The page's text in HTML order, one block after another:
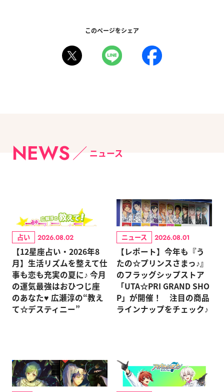
このページをシェア
NEWS ニュース
占い 2026.08.02
【12星座占い・2026年8
月】生活リズムを整えて仕
事も恋も充実の夏に♪ 今月
の運気最強はおひつじ座
のあなた♥ 広瀬淳の“教え
て☆デスティニー”
ニュース 2026.08.01
【レポート】今年も『う
たの☆プリンスさまっ♪』
のフラッグシップストア
「UTA☆PRI GRAND SHO
P」が開催！ 注目の商品
ラインナップをチェック♪